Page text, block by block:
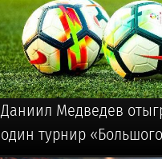
Даниил Медведев
один турнир
🥎 #ТЕННИС